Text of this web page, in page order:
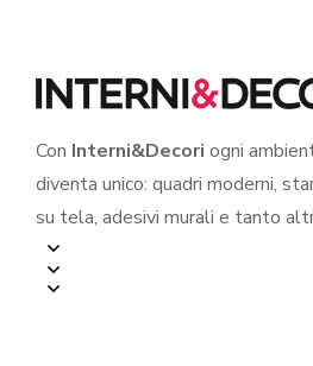
Con Interni&Decori ogni
diventa unico: quadri moderni,
su tela, adesivi murali e tanto